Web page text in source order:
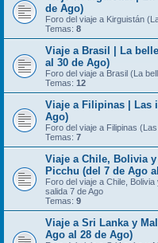
de Ago)
Foro del viaje a Kirguistán
Temas: 8
Viaje a Brasil | La
al 30 de Ago)
Foro del viaje a Brasil (La
Temas: 12
Viaje a Filipinas | Las
Ago)
Foro del viaje a Filipinas
Temas: 7
Viaje a Chile, Bolivia
Picchu (del 7 de Ago
Foro del viaje a Chile,
salida 7 de Ago
Temas: 9
Viaje a Sri Lanka y
Ago al 28 de Ago)